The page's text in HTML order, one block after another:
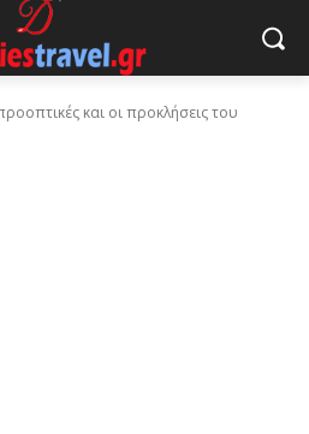
και οι προκλήσεις του